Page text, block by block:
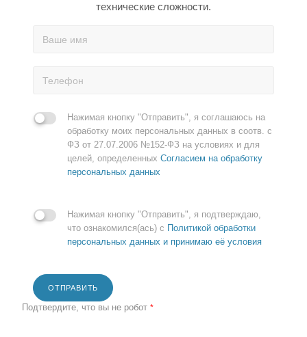
технические сложности.
Нажимая кнопку "Отправить", я соглашаюсь на
обработку моих персональных данных в соотв. с
ФЗ от 27.07.2006 №152-ФЗ на условиях и для
целей, определенных Согласием на обработку
персональных данных
Нажимая кнопку "Отправить", я подтверждаю,
что ознакомился(ась) с Политикой обработки
персональных данных и принимаю её условия
ОТПРАВИТЬ
Подтвердите, что вы не робот *